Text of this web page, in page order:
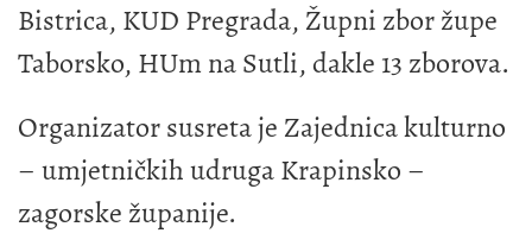
Bistrica, KUD Pregrada, Župni zbor župe
Taborsko, HUm na Sutli, dakle 13 zborova.
Organizator susreta je Zajednica kulturno
– umjetničkih udruga Krapinsko –
zagorske županije.